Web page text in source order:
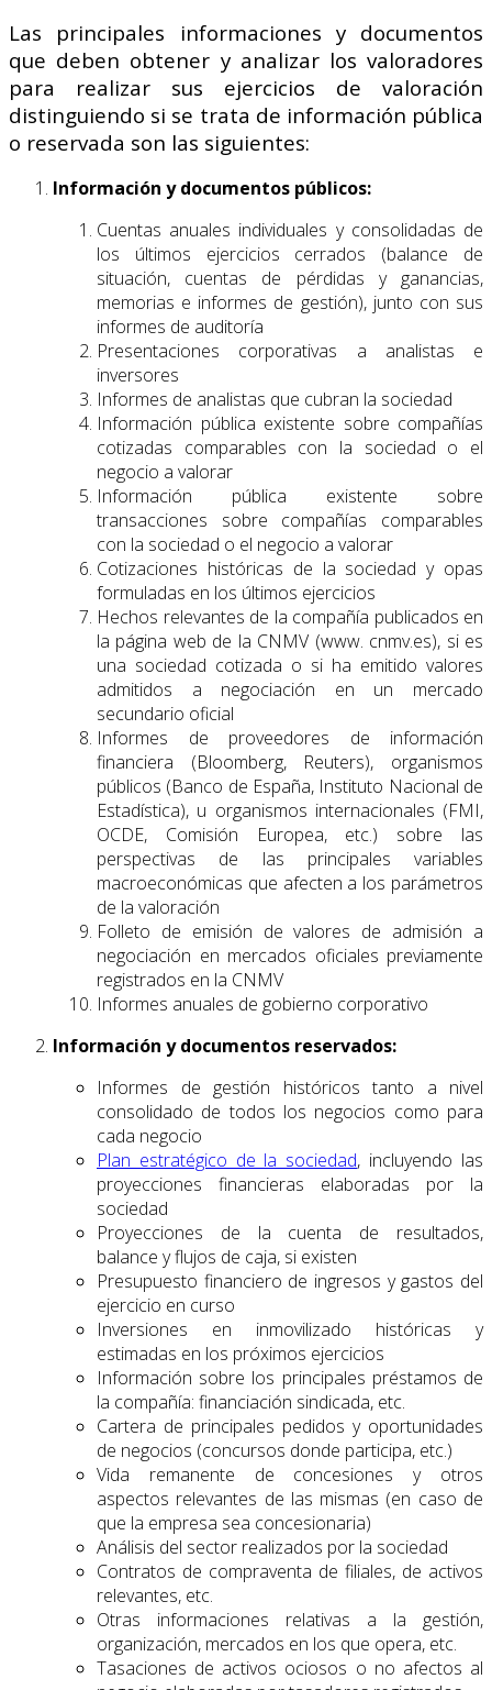
Las principales informaciones y documentos
que deben obtener y analizar los valoradores
para realizar sus ejercicios de valoración
distinguiendo si se trata de información pública
o reservada son las siguientes:
Información y documentos públicos:
Cuentas anuales individuales y consolidadas de
los últimos ejercicios cerrados (balance de
situación, cuentas de pérdidas y ganancias,
memorias e informes de gestión), junto con sus
informes de auditoría
Presentaciones corporativas a analistas e
inversores
Informes de analistas que cubran la sociedad
Información pública existente sobre compañías
cotizadas comparables con la sociedad o el
negocio a valorar
Información pública existente sobre
transacciones sobre compañías comparables
con la sociedad o el negocio a valorar
Cotizaciones históricas de la sociedad y opas
formuladas en los últimos ejercicios
Hechos relevantes de la compañía publicados en
la página web de la CNMV (www. cnmv.es), si es
una sociedad cotizada o si ha emitido valores
admitidos a negociación en un mercado
secundario oficial
Informes de proveedores de información
financiera (Bloomberg, Reuters), organismos
públicos (Banco de España, Instituto Nacional de
Estadística), u organismos internacionales (FMI,
OCDE, Comisión Europea, etc.) sobre las
perspectivas de las principales variables
macroeconómicas que afecten a los parámetros
de la valoración
Folleto de emisión de valores de admisión a
negociación en mercados oficiales previamente
registrados en la CNMV
Informes anuales de gobierno corporativo
Información y documentos reservados:
Informes de gestión históricos tanto a nivel
consolidado de todos los negocios como para
cada negocio
Plan estratégico de la sociedad, incluyendo las
proyecciones financieras elaboradas por la
sociedad
Proyecciones de la cuenta de resultados,
balance y flujos de caja, si existen
Presupuesto financiero de ingresos y gastos del
ejercicio en curso
Inversiones en inmovilizado históricas y
estimadas en los próximos ejercicios
Información sobre los principales préstamos de
la compañía: financiación sindicada, etc.
Cartera de principales pedidos y oportunidades
de negocios (concursos donde participa, etc.)
Vida remanente de concesiones y otros
aspectos relevantes de las mismas (en caso de
que la empresa sea concesionaria)
Análisis del sector realizados por la sociedad
Contratos de compraventa de filiales, de activos
relevantes, etc.
Otras informaciones relativas a la gestión,
organización, mercados en los que opera, etc.
Tasaciones de activos ociosos o no afectos al